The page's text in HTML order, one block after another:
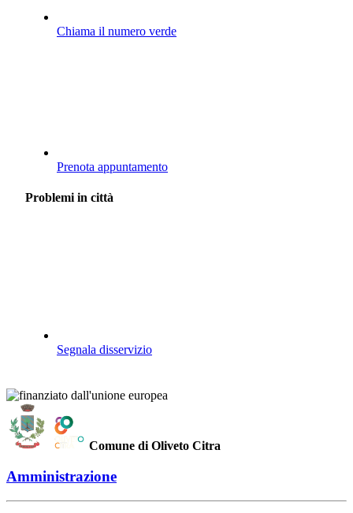
Chiama il numero verde
Prenota appuntamento
Problemi in città
Segnala disservizio
Comune di Oliveto Citra
Amministrazione